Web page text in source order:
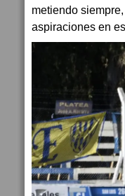
metiendo
aspiraciones en